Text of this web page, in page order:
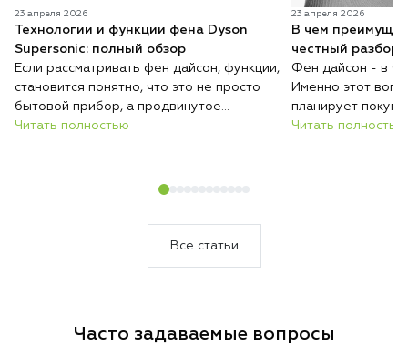
23 апреля 2026
Технологии и функции фена Dyson
Supersonic: полный обзор
Если рассматривать фен дайсон, функции,
становится понятно, что это не просто
бытовой прибор, а продвинутое
устройство для ухода за волосами.
только быстро сушить, но и безопасно
и защите волос. Каждая функция здесь
Читать полностью
23 апреля 2026
В чем
честный разбор
Фен дайсон - в
Именно этот
планирует
понимать: речь
покупкой важно
Читать полностью
Все статьи
Часто задаваемые вопросы